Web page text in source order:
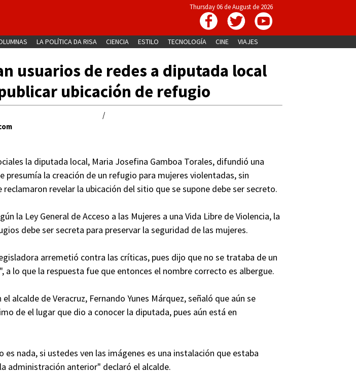
Thursday 06 de August de 2026
LA POLÍTICA DA RISA CIENCIA ESTILO TECNOLOGÍA CINE VIAJES
usuarios de redes a diputada local
ubicación de refugio
/
la diputada local, Maria Josefina Gamboa Torales, difundió una
presumía la creación de un refugio para mujeres violentadas, sin
reclamaron revelar la ubicación del sitio que se supone debe ser secreto.
la Ley General de Acceso a las Mujeres a una Vida Libre de Violencia, la
debe ser secreta para preservar la seguridad de las mujeres.
arremetió contra las críticas, pues dijo que no se trataba de un
a lo que la respuesta fue que entonces el nombre correcto es albergue.
alcalde de Veracruz, Fernando Yunes Márquez, señaló que aún se
de el lugar que dio a conocer la diputada, pues aún está en
es nada, si ustedes ven las imágenes es una instalación que estaba
administración anterior" declaró el alcalde.